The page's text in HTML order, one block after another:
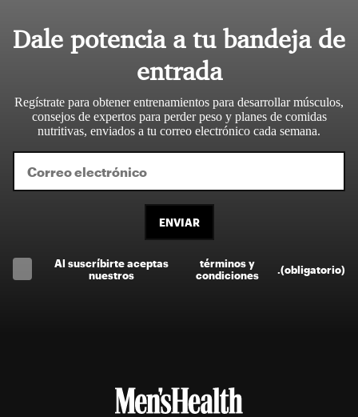
Dale potencia a tu bandeja de
entrada
Regístrate para obtener entrenamientos para desarrollar músculos,
consejos de expertos para perder peso y planes de comidas
nutritivas, enviados a tu correo electrónico cada semana.
ENVIAR
Al suscríbirte aceptas
nuestros
términos y
condiciones
(obligatorio)